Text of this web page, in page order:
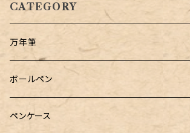
CATEGORY
万年筆
Pelikan（ペリカン）
PILOT（パイロット）
ボールペン
オリジナルボールペン
ペンケース